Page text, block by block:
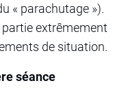
« parachutage »).
extrêmement
de situation.
séance